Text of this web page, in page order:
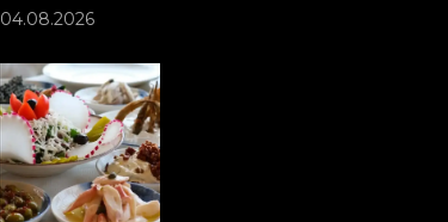
04.08.2026